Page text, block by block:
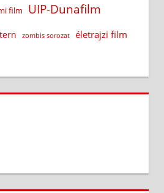
film UIP-Dunafilm
zombis sorozat életrajzi film